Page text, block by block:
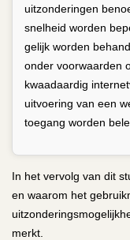
uitzonderingen
snelheid worden
gelijk worden
onder voorwaarden
kwaadaardig
uitvoering van een
toegang worden
In het vervolg van dit
en waarom het
merkt.